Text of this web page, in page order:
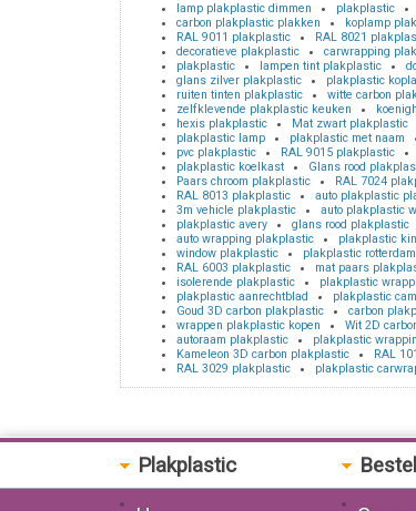
lamp plakplastic dimmen plakplastic
carbon plakplastic plakken
koplamp
RAL 9011 plakplastic
RAL 8021
decoratieve plakplastic
carwrapping
plakplastic
lampen tint plakplastic
glans zilver plakplastic
plakplastic
ruiten tinten plakplastic
witte carbon
zelfklevende plakplastic keuken
hexis plakplastic
Mat zwart plakplastic
plakplastic lamp
plakplastic met naam
pvc plakplastic
RAL 9015 plakplastic
plakplastic koelkast
Glans rood
Paars chroom plakplastic
RAL 7024
RAL 8013 plakplastic
auto plakplastic
3m vehicle plakplastic
auto plakplastic
plakplastic avery
glans rood plakplastic
auto wrapping plakplastic
plakplastic
window plakplastic
plakplastic rotterdam
RAL 6003 plakplastic
mat paars
isolerende plakplastic
plakplastic
plakplastic aanrechtblad
plakplastic
Goud 3D carbon plakplastic
carbon
wrappen plakplastic kopen
Wit 2D
autoraam plakplastic
plakplastic
Kameleon 3D carbon plakplastic
RAL
RAL 3029 plakplastic
plakplastic
Plakplastic